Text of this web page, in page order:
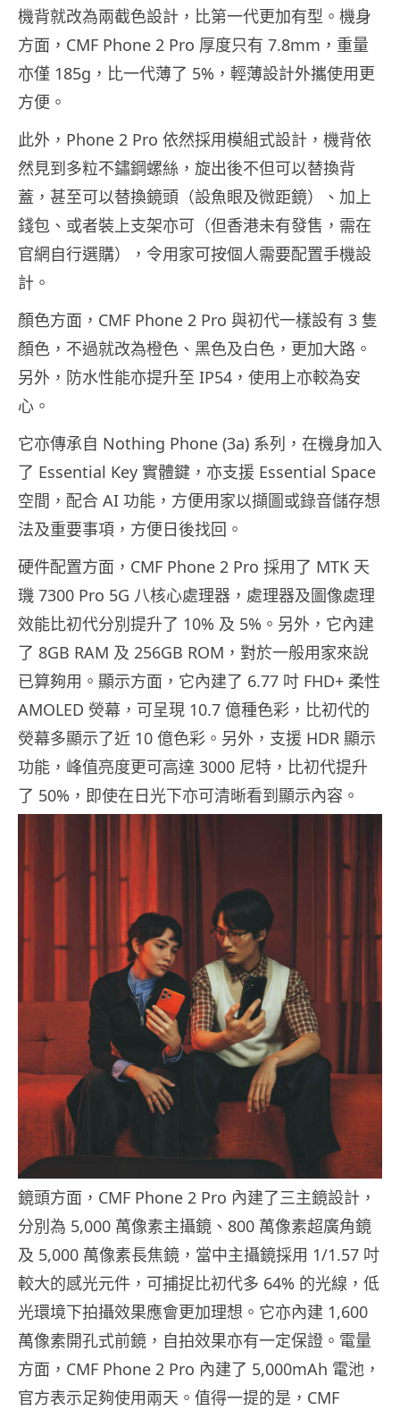
機背就改為兩截色設計，比第一代更加有型。機身
方面，CMF Phone 2 Pro 厚度只有 7.8mm，重量
亦僅 185g，比一代薄了 5%，輕薄設計外攜使用更
方便。
此外，Phone 2 Pro 依然採用模組式設計，機背依
然見到多粒不鏽鋼螺絲，旋出後不但可以替換背
蓋，甚至可以替換鏡頭（設魚眼及微距鏡）、加上
錢包、或者裝上支架亦可（但香港未有發售，需在
官網自行選購），令用家可按個人需要配置手機設
計。
顏色方面，CMF Phone 2 Pro 與初代一樣設有 3 隻
顏色，不過就改為橙色、黑色及白色，更加大路。
另外，防水性能亦提升至 IP54，使用上亦較為安
心。
它亦傳承自 Nothing Phone (3a) 系列，在機身加入
了 Essential Key 實體鍵，亦支援 Essential Space
空間，配合 AI 功能，方便用家以擷圖或錄音儲存想
法及重要事項，方便日後找回。
硬件配置方面，CMF Phone 2 Pro 採用了 MTK 天
璣 7300 Pro 5G 八核心處理器，處理器及圖像處理
效能比初代分別提升了 10% 及 5%。另外，它內建
了 8GB RAM 及 256GB ROM，對於一般用家來說
已算夠用。顯示方面，它內建了 6.77 吋 FHD+ 柔性
AMOLED 熒幕，可呈現 10.7 億種色彩，比初代的
熒幕多顯示了近 10 億色彩。另外，支援 HDR 顯示
功能，峰值亮度更可高達 3000 尼特，比初代提升
了 50%，即使在日光下亦可清晰看到顯示內容。
鏡頭方面，CMF Phone 2 Pro 內建了三主鏡設計，
分別為 5,000 萬像素主攝鏡、800 萬像素超廣角鏡
及 5,000 萬像素長焦鏡，當中主攝鏡採用 1/1.57 吋
較大的感光元件，可捕捉比初代多 64% 的光線，低
光環境下拍攝效果應會更加理想。它亦內建 1,600
萬像素開孔式前鏡，自拍效果亦有一定保證。電量
方面，CMF Phone 2 Pro 內建了 5,000mAh 電池，
官方表示足夠使用兩天。值得一提的是，CMF